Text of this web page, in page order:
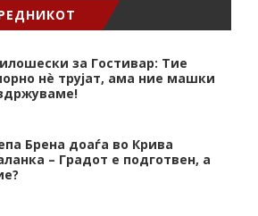
за Гостивар: Тие
нѐ трујат, ама ние машки
Брена доаѓа во Крива
– Градот е подготвен, а